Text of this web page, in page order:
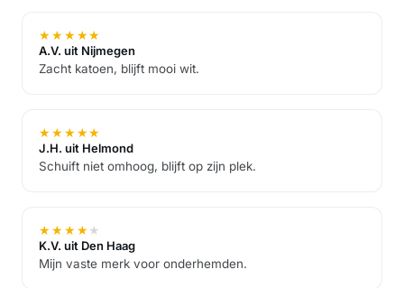
★★★★★
A.V. uit Nijmegen
Zacht katoen, blijft mooi wit.
★★★★★
J.H. uit Helmond
Schuift niet omhoog, blijft op zijn plek.
★★★★★
K.V. uit Den Haag
Mijn vaste merk voor onderhemden.